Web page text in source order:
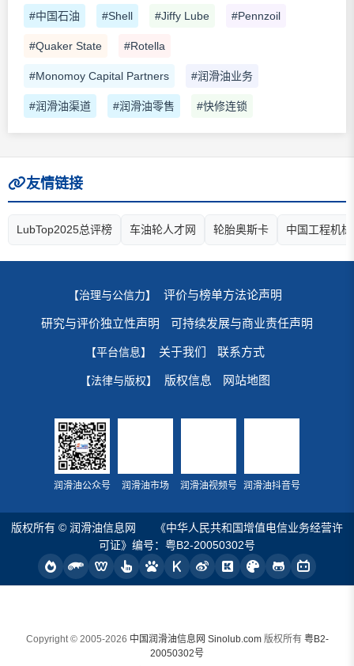
#中国石油 #Shell #Jiffy Lube #Pennzoil
#Quaker State #Rotella
#Monomoy Capital Partners #润滑油业务
#润滑油渠道 #润滑油零售 #快修连锁
友情链接
LubTop2025总评榜 车油轮人才网 轮胎奥斯卡 中国工程机
【治理与公信力】 评价与榜单方法论声明
研究与评价独立性声明 可持续发展与商业责任声明
【平台信息】 关于我们 联系方式
【法律与版权】 版权信息 网站地图
润滑油公众号 润滑油市场 润滑油视频号 润滑油抖音号
版权所有 © 润滑油信息网
《中华人民共和国增值电信业务经营许
可证》编号：粤B2-20050302号
Copyright © 2005-2026 中国润滑油信息网 Sinolub.com版权所有 粤B2-
20050302号